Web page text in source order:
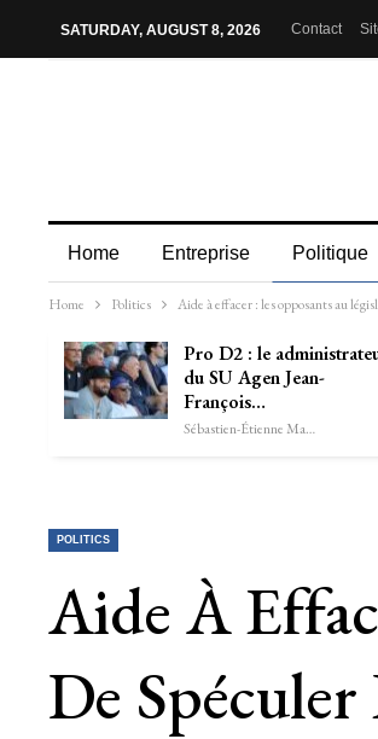
SATURDAY, AUGUST 8, 2026 Contact
Home Entreprise Politique
Home Politics Aide à effacer : les opposants au
Pro D2 : le
du SU Agen Jean-
François…
Sébastien-Étienne Marechal
POLITICS
Aide À
De